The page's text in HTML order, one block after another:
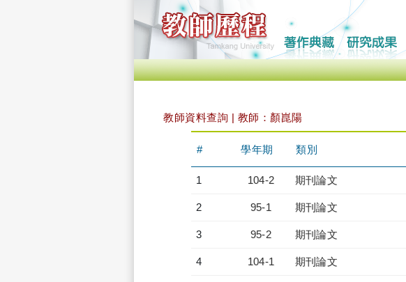
教師資料查詢 | 教師：顏崑陽
# 學年期 類別
1 104-2 期刊論文
2 95-1 期刊論文
3 95-2 期刊論文
4 104-1 期刊論文